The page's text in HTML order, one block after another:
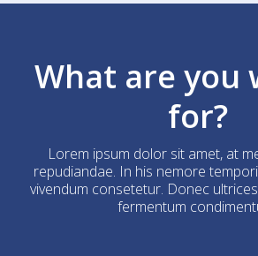
What are you
for?
Lorem ipsum dolor sit amet, at
repudiandae. In his nemore
vivendum consetetur. Donec
fermentum